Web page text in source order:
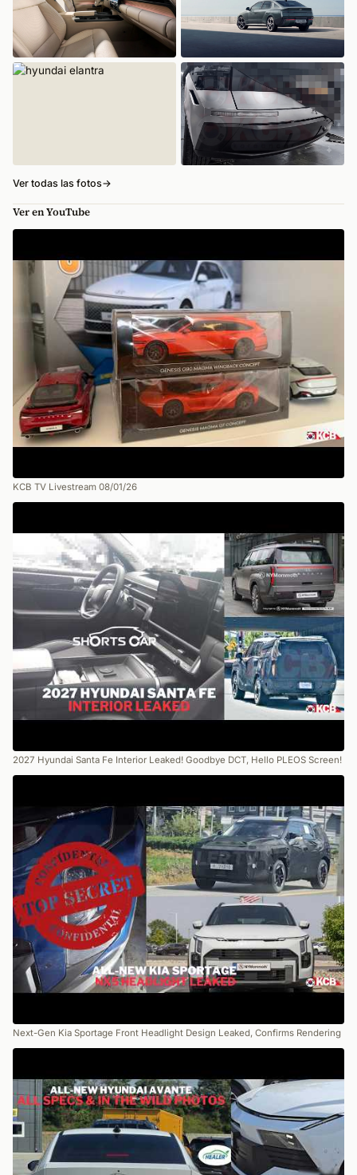
Ver todas las fotos→
Ver en YouTube
KCB TV Livestream 08/01/26
2027 Hyundai Santa Fe Interior Leaked! Goodbye DCT, Hello PLEOS Screen!
Next-Gen Kia Sportage Front Headlight Design Leaked, Confirms Rendering